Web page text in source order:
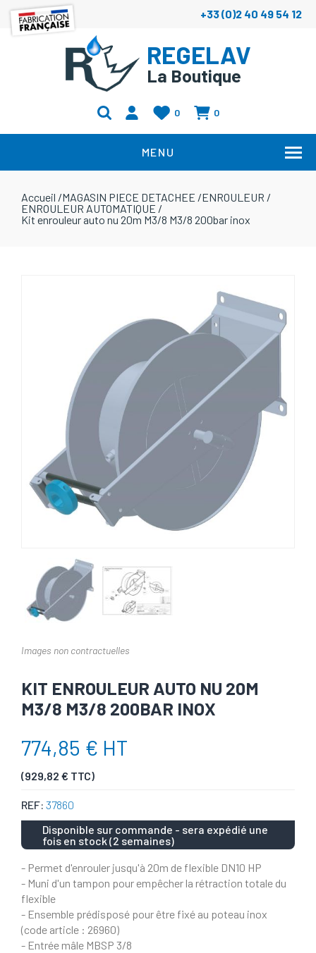
+33 (0)2 40 49 54 12
REGELAV
La Boutique
0 0
MENU
Accueil /MAGASIN PIECE DETACHEE /ENROULEUR /
ENROULEUR AUTOMATIQUE /
Kit enrouleur auto nu 20m M3/8 M3/8 200bar inox
Images non contractuelles
KIT ENROULEUR AUTO NU 20M
M3/8 M3/8 200BAR INOX
774,85 € HT
(929,82 € TTC)
REF: 37860
Disponible sur commande - sera expédié une
fois en stock (2 semaines)
- Permet d'enrouler jusqu'à 20m de flexible DN10 HP
- Muni d'un tampon pour empêcher la rétraction totale du
flexible
- Ensemble prédisposé pour être fixé au poteau inox
(code article : 26960)
- Entrée mâle MBSP 3/8